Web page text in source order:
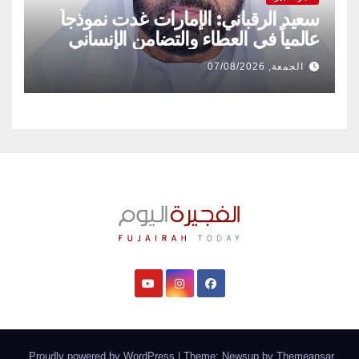
سعيد الرقباني: الإمارات غدت نموذجاً
عالمياً في العطاء والتضامن الإنساني
الجمعة, 07/08/2026
Proudly powered by WordPress Theme: Newsup by Themeansar